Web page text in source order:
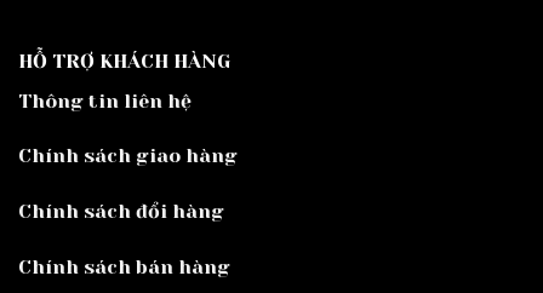
HỖ TRỢ KHÁCH HÀNG
Thông tin liên hệ
Chính sách giao hàng
Chính sách đổi hàng
Chính sách bán hàng